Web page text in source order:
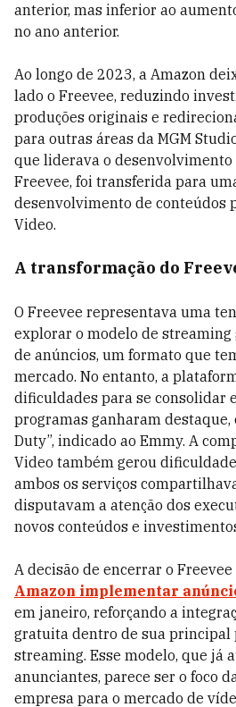
anterior, mas inferior ao
no ano anterior.
Ao longo de 2023, a Amazon
lado o Freevee, reduzindo
produções originais e
para outras áreas da MGM
que liderava o desenvolvimento
Freevee, foi transferida para
desenvolvimento de conteúdos
Video.
A transformação do
O Freevee representava uma
explorar o modelo de
de anúncios, um formato que
mercado. No entanto, a
dificuldades para se consolidar
programas ganharam destaque,
Duty”, indicado ao Emmy. A
Video também gerou
ambos os serviços
disputavam a atenção dos
novos conteúdos e
A decisão de encerrar o
Amazon implementar
em janeiro, reforçando a
gratuita dentro de sua principal
streaming. Esse modelo, que já
anunciantes, parece ser o foco
empresa para o mercado de